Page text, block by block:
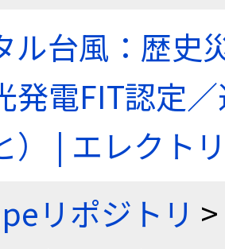
ル台風：歴史
発電FIT認定
） | エレクト
リポジトリ >